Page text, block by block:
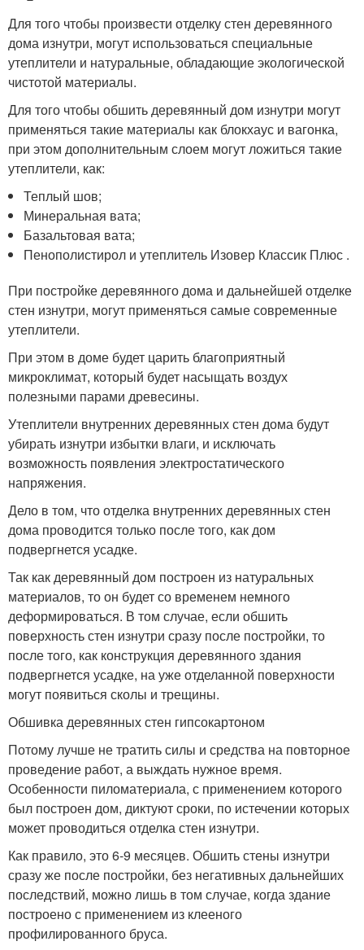
Для того чтобы произвести отделку стен деревянного
дома изнутри, могут использоваться специальные
утеплители и натуральные, обладающие экологической
чистотой материалы.
Для того чтобы обшить деревянный дом изнутри могут
применяться такие материалы как блокхаус и вагонка,
при этом дополнительным слоем могут ложиться такие
утеплители, как:
Теплый шов;
Минеральная вата;
Базальтовая вата;
Пенополистирол и утеплитель Изовер Классик Плюс .
При постройке деревянного дома и дальнейшей отделке
стен изнутри, могут применяться самые современные
утеплители.
При этом в доме будет царить благоприятный
микроклимат, который будет насыщать воздух
полезными парами древесины.
Утеплители внутренних деревянных стен дома будут
убирать изнутри избытки влаги, и исключать
возможность появления электростатического
напряжения.
Дело в том, что отделка внутренних деревянных стен
дома проводится только после того, как дом
подвергнется усадке.
Так как деревянный дом построен из натуральных
материалов, то он будет со временем немного
деформироваться. В том случае, если обшить
поверхность стен изнутри сразу после постройки, то
после того, как конструкция деревянного здания
подвергнется усадке, на уже отделанной поверхности
могут появиться сколы и трещины.
Обшивка деревянных стен гипсокартоном
Потому лучше не тратить силы и средства на повторное
проведение работ, а выждать нужное время.
Особенности пиломатериала, с применением которого
был построен дом, диктуют сроки, по истечении которых
может проводиться отделка стен изнутри.
Как правило, это 6-9 месяцев. Обшить стены изнутри
сразу же после постройки, без негативных дальнейших
последствий, можно лишь в том случае, когда здание
построено с применением из клееного
профилированного бруса.